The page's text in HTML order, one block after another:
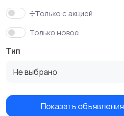
➗Только с акцией
Только новое
Тип
Не выбрано
Показать объявления